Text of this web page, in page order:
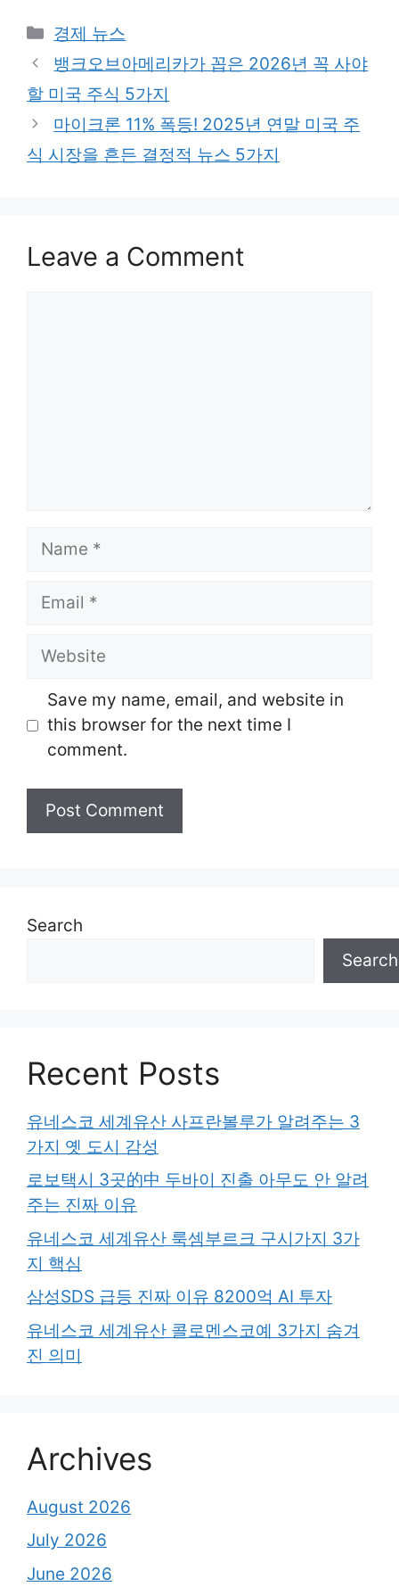
Categories
경제 뉴스
뱅크오브아메리카가 꼽은 2026년 꼭 사야
할 미국 주식 5가지
마이크론 11% 폭등! 2025년 연말 미국 주
식 시장을 흔든 결정적 뉴스 5가지
Leave a Comment
Name
Email
Website
Save my name, email, and website in
this browser for the next time I
comment.
Search
Search
Recent Posts
유네스코 세계유산 사프란볼루가 알려주는 3
가지 옛 도시 감성
로보택시 3곳的中 두바이 진출 아무도 안 알려
주는 진짜 이유
유네스코 세계유산 룩셈부르크 구시가지 3가
지 핵심
삼성SDS 급등 진짜 이유 8200억 AI 투자
유네스코 세계유산 콜로멘스코예 3가지 숨겨
진 의미
Archives
August 2026
July 2026
June 2026